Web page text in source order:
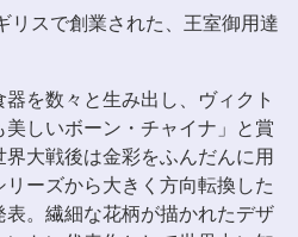
リスで創業された、王室御用達
を数々と生み出し、ヴィクト
しいボーン・チャイナ」と賞
大戦後は金彩をふんだんに用
ーズから大きく方向転換した
。繊細な花柄が描かれたデザ